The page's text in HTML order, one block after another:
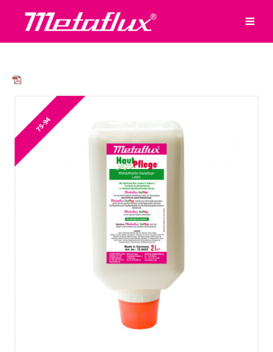
75-94